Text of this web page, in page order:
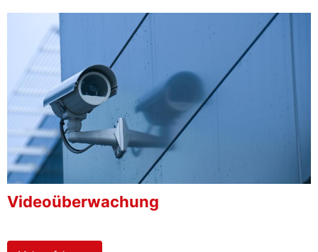
Videoüberwachung